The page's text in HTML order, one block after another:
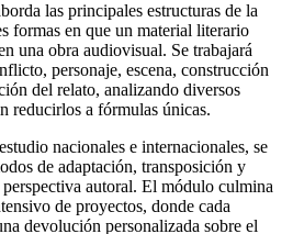
las principales estructuras de la
formas en que un material literario
una obra audiovisual. Se trabajará
personaje, escena, construcción
del relato, analizando diversos
reducirlos a fórmulas únicas.
nacionales e internacionales, se
de adaptación, transposición y
perspectiva autoral. El módulo culmina
de proyectos, donde cada
devolución personalizada sobre el